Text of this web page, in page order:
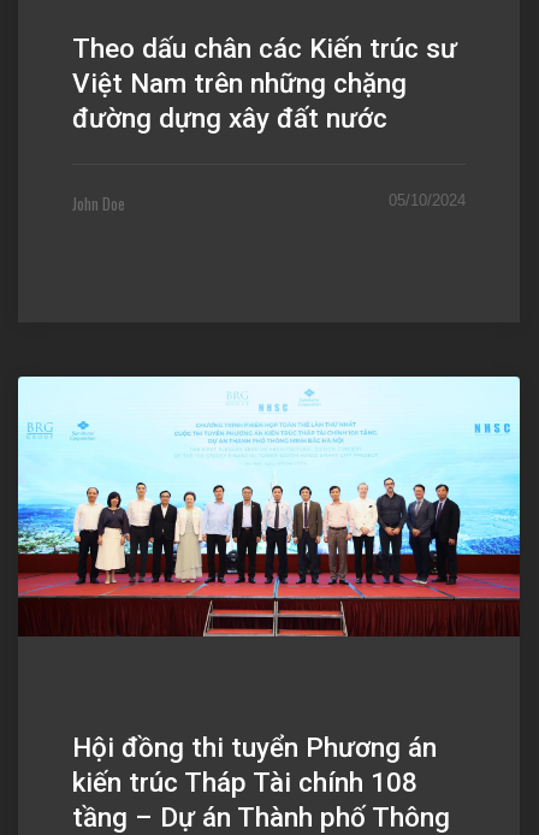
Theo dấu chân các Kiến trúc sư
Việt Nam trên những chặng
đường dựng xây đất nước
John Doe 05/10/2024
Hội đồng thi tuyển Phương án
kiến trúc Tháp Tài chính 108
tầng – Dự án Thành phố Thông